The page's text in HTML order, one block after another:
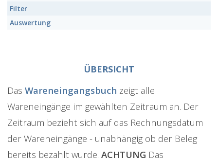
Filter
Auswertung
ÜBERSICHT
Das Wareneingangsbuch zeigt alle
Wareneingänge im gewählten Zeitraum an. Der
Zeitraum bezieht sich auf das Rechnungsdatum
der Wareneingänge - unabhängig ob der Beleg
bereits bezahlt wurde. ACHTUNG Das